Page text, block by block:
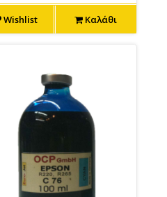
Wishlist Καλάθι